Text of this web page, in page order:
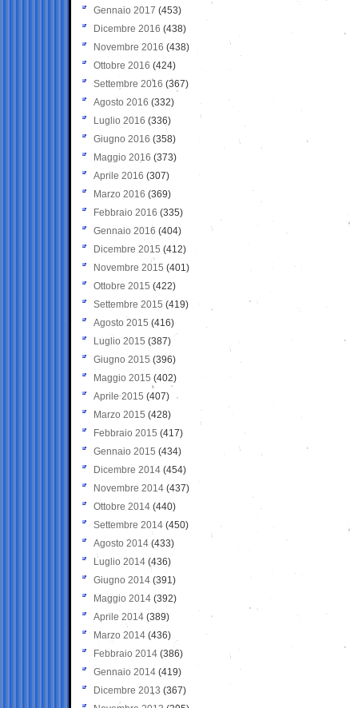
Gennaio 2017 (453)
Dicembre 2016 (438)
Novembre 2016 (438)
Ottobre 2016 (424)
Settembre 2016 (367)
Agosto 2016 (332)
Luglio 2016 (336)
Giugno 2016 (358)
Maggio 2016 (373)
Aprile 2016 (307)
Marzo 2016 (369)
Febbraio 2016 (335)
Gennaio 2016 (404)
Dicembre 2015 (412)
Novembre 2015 (401)
Ottobre 2015 (422)
Settembre 2015 (419)
Agosto 2015 (416)
Luglio 2015 (387)
Giugno 2015 (396)
Maggio 2015 (402)
Aprile 2015 (407)
Marzo 2015 (428)
Febbraio 2015 (417)
Gennaio 2015 (434)
Dicembre 2014 (454)
Novembre 2014 (437)
Ottobre 2014 (440)
Settembre 2014 (450)
Agosto 2014 (433)
Luglio 2014 (436)
Giugno 2014 (391)
Maggio 2014 (392)
Aprile 2014 (389)
Marzo 2014 (436)
Febbraio 2014 (386)
Gennaio 2014 (419)
Dicembre 2013 (367)